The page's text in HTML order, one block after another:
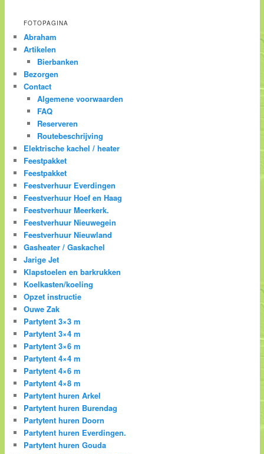
FOTOPAGINA
Abraham
Artikelen
Bierbanken
Bezorgen
Contact
Algemene voorwaarden
FAQ
Reserveren
Routebeschrijving
Elektrische kachel / heater
Feestpakket
Feestpakket
Feestverhuur Everdingen
Feestverhuur Hoef en Haag
Feestverhuur Meerkerk.
Feestverhuur Nieuwegein
Feestverhuur Nieuwland
Gasheater / Gaskachel
Jarige Jet
Klapstoelen en barkrukken
Koelkasten/koeling
Opzet instructie
Ouwe Zak
Partytent 3×3 m
Partytent 3×4 m
Partytent 3×6 m
Partytent 4×4 m
Partytent 4×6 m
Partytent 4×8 m
Partytent huren Arkel
Partytent huren Burendag
Partytent huren Doorn
Partytent huren Everdingen.
Partytent huren Gouda